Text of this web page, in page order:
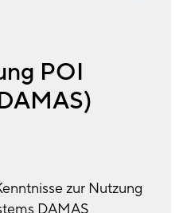
POI
zur Nutzung
DAMAS